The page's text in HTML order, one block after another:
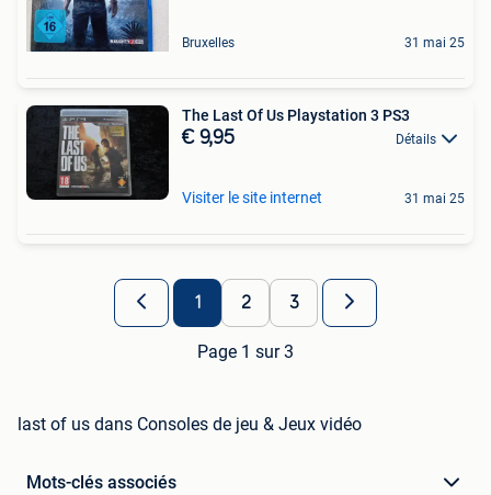
Bruxelles 31 mai 25
The Last Of Us Playstation 3 PS3
€ 9,95 Détails
Visiter le site internet 31 mai 25
1 2 3
Page 1 sur 3
last of us dans Consoles de jeu & Jeux vidéo
Mots-clés associés